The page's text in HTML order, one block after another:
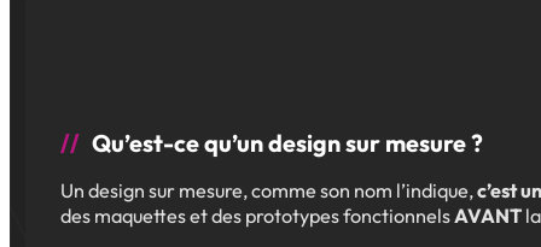
Qu’est-ce qu’un design sur mesure ?
Un design sur mesure, comme son nom l’indique,c’est
des maquettes et des prototypes fonctionnelsAVANT